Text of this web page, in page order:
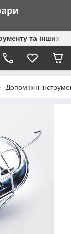
та інших
Допоміжні